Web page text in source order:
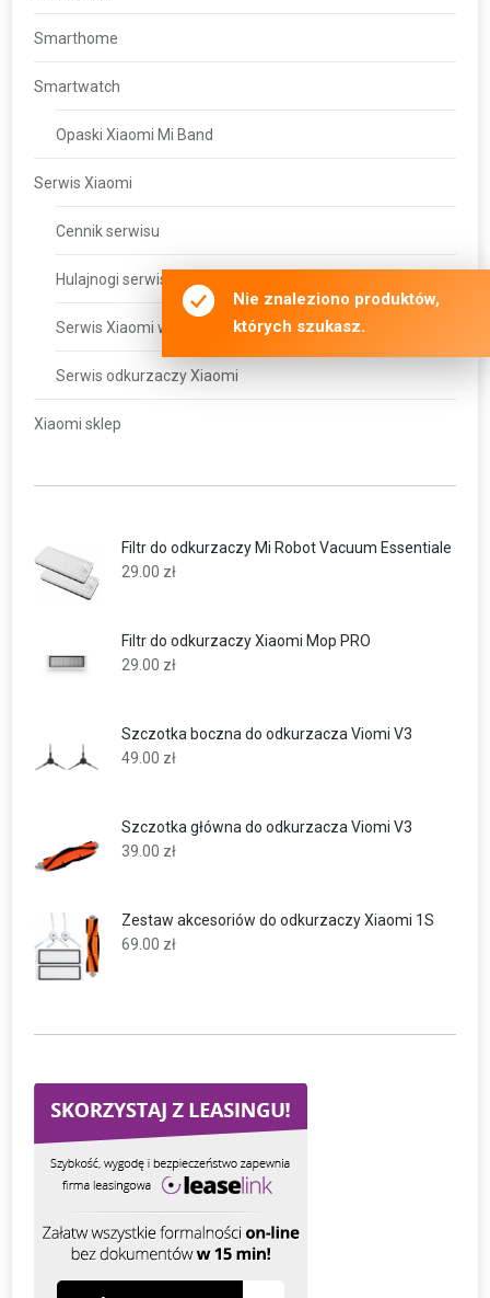
Nie znaleziono produktów,
których szukasz.
Smarthome
Smartwatch
Opaski Xiaomi Mi Band
Serwis Xiaomi
Cennik serwisu
Hulajnogi serwis
Serwis Xiaomi w Warszawie
Serwis odkurzaczy Xiaomi
Xiaomi sklep
Filtr do odkurzaczy Mi Robot Vacuum Essentiale
29.00 zł
Filtr do odkurzaczy Xiaomi Mop PRO
29.00 zł
Szczotka boczna do odkurzacza Viomi V3
49.00 zł
Szczotka główna do odkurzacza Viomi V3
39.00 zł
Zestaw akcesoriów do odkurzaczy Xiaomi 1S
69.00 zł